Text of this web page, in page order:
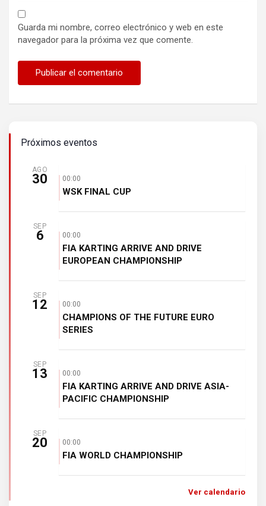
Guarda mi nombre, correo electrónico y web en este
navegador para la próxima vez que comente.
Próximos eventos
AGO
30 00:00
WSK FINAL CUP
SEP
6 00:00
FIA KARTING ARRIVE AND DRIVE
EUROPEAN CHAMPIONSHIP
SEP
12 00:00
CHAMPIONS OF THE FUTURE EURO
SERIES
SEP
13 00:00
FIA KARTING ARRIVE AND DRIVE ASIA-
PACIFIC CHAMPIONSHIP
SEP
20 00:00
FIA WORLD CHAMPIONSHIP
Ver calendario